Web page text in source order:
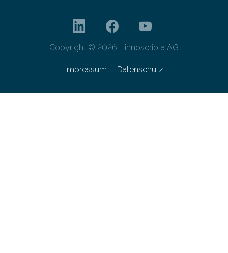
Copyright © 2026 - innoscripta AG
Impressum Datenschutz